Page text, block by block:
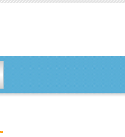
進行中のプロジェクト